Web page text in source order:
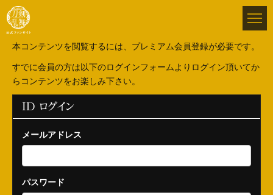
本コンテンツを閲覧するには、プレミアム会員登録が必要です。
すでに会員の方は以下のログインフォームよりログイン頂いてか
らコンテンツをお楽しみ下さい。
ID ログイン
メールアドレス
パスワード